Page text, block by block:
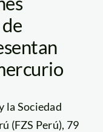
la Sociedad
(FZS Perú), 79